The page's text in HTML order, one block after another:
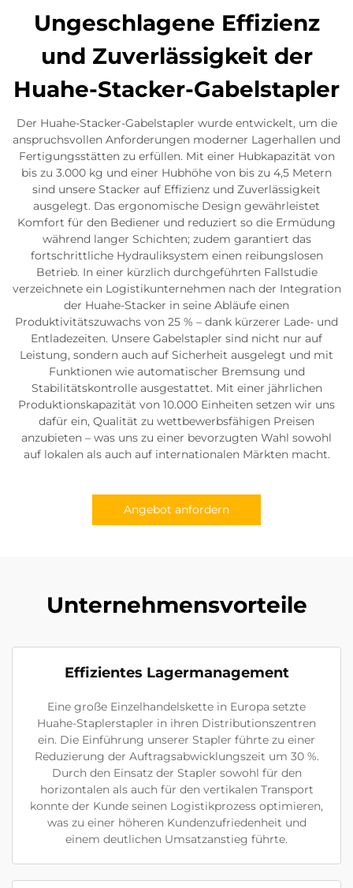
Ungeschlagene Effizienz
und Zuverlässigkeit der
Huahe-Stacker-Gabelstapler
Der Huahe-Stacker-Gabelstapler wurde entwickelt, um die
anspruchsvollen Anforderungen moderner Lagerhallen und
Fertigungsstätten zu erfüllen. Mit einer Hubkapazität von
bis zu 3.000 kg und einer Hubhöhe von bis zu 4,5 Metern
sind unsere Stacker auf Effizienz und Zuverlässigkeit
ausgelegt. Das ergonomische Design gewährleistet
Komfort für den Bediener und reduziert so die Ermüdung
während langer Schichten; zudem garantiert das
fortschrittliche Hydrauliksystem einen reibungslosen
Betrieb. In einer kürzlich durchgeführten Fallstudie
verzeichnete ein Logistikunternehmen nach der Integration
der Huahe-Stacker in seine Abläufe einen
Produktivitätszuwachs von 25 % – dank kürzerer Lade- und
Entladezeiten. Unsere Gabelstapler sind nicht nur auf
Leistung, sondern auch auf Sicherheit ausgelegt und mit
Funktionen wie automatischer Bremsung und
Stabilitätskontrolle ausgestattet. Mit einer jährlichen
Produktionskapazität von 10.000 Einheiten setzen wir uns
dafür ein, Qualität zu wettbewerbsfähigen Preisen
anzubieten – was uns zu einer bevorzugten Wahl sowohl
auf lokalen als auch auf internationalen Märkten macht.
Angebot anfordern
Unternehmensvorteile
Effizientes Lagermanagement
Eine große Einzelhandelskette in Europa setzte
Huahe-Staplerstapler in ihren Distributionszentren
ein. Die Einführung unserer Stapler führte zu einer
Reduzierung der Auftragsabwicklungszeit um 30 %.
Durch den Einsatz der Stapler sowohl für den
horizontalen als auch für den vertikalen Transport
konnte der Kunde seinen Logistikprozess optimieren,
was zu einer höheren Kundenzufriedenheit und
einem deutlichen Umsatzanstieg führte.